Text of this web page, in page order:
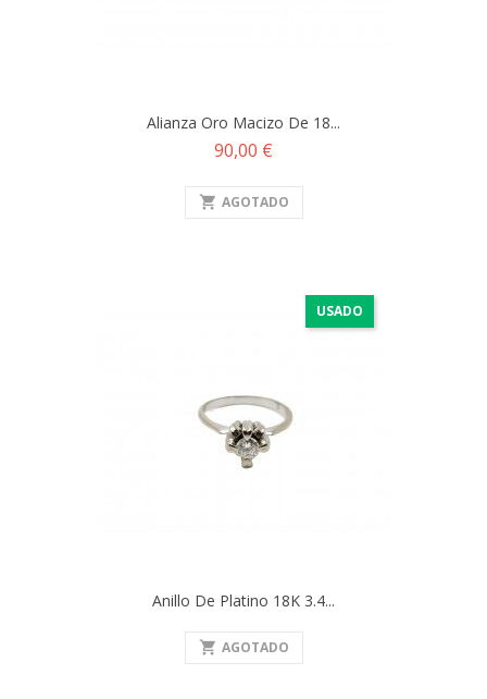
Alianza Oro Macizo De 18...
Precio
90,00 €
shopping_cart AGOTADO
USADO
Anillo De Platino 18K 3.4...
shopping_cart AGOTADO